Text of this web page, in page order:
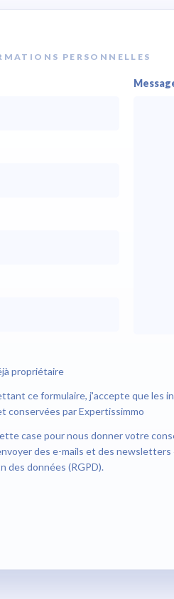
PERSONNELLES
propriétaire
ce formulaire, j'accepte que les
conservées par Expertissimmo
case pour nous donner votre
des e-mails et des
des données (RGPD).